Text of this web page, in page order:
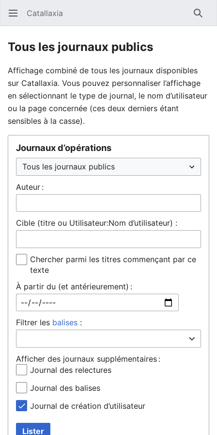
Ouvrir le menu principal Catallaxia
Tous les journaux publics
Affichage combiné de tous les journaux disponibles
sur Catallaxia. Vous pouvez personnaliser l’affichage
en sélectionnant le type de journal, le nom d’utilisateur
ou la page concernée (ces deux derniers étant
sensibles à la casse).
Journaux d’opérations
Auteur :
Cible (titre ou Utilisateur:Nom d’utilisateur) :
Chercher parmi les titres commençant par ce
texte
À partir du (et antérieurement) :
Filtrer les balises :
Afficher des journaux supplémentaires :
Journal des relectures
Journal des balises
Journal de création d’utilisateur
Lister